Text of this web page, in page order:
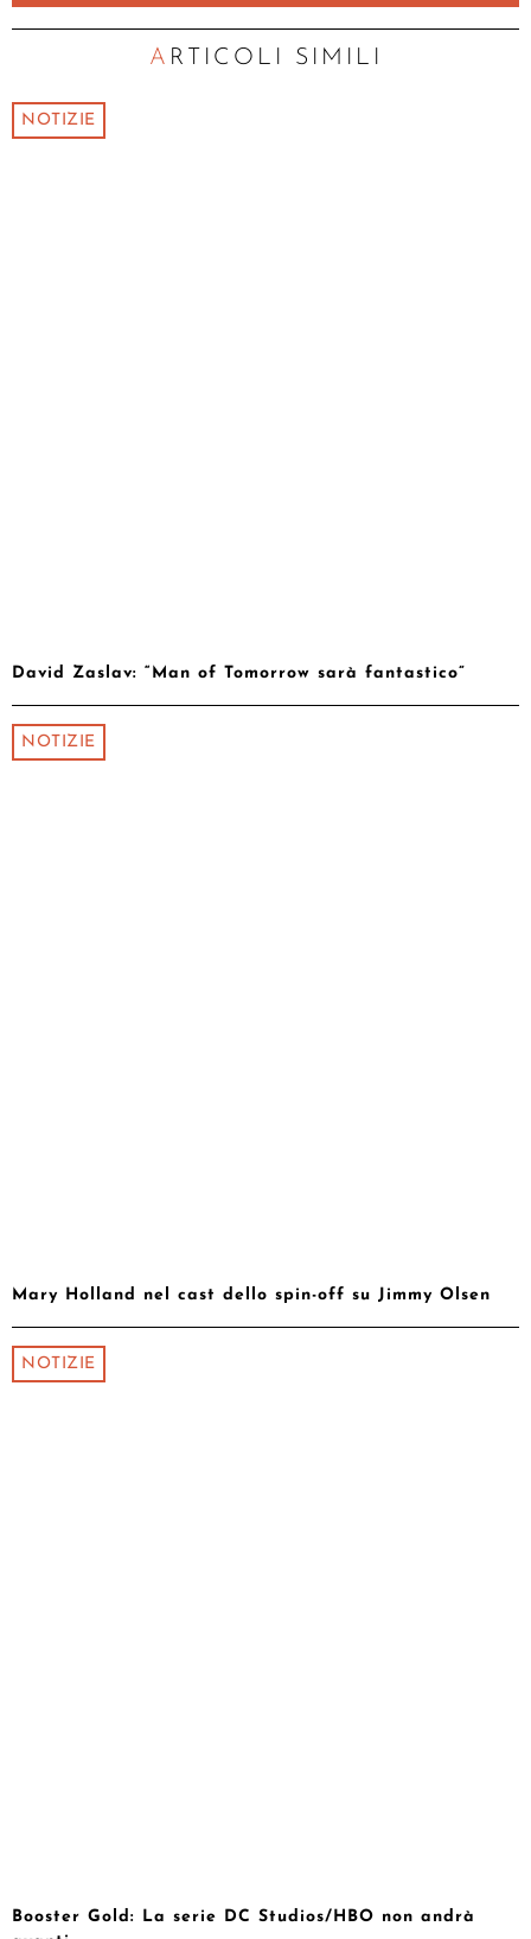
ARTICOLI SIMILI
NOTIZIE
David Zaslav: “Man of Tomorrow sarà fantastico”
NOTIZIE
Mary Holland nel cast dello spin-off su Jimmy Olsen
NOTIZIE
Booster Gold: La serie DC Studios/HBO non andrà